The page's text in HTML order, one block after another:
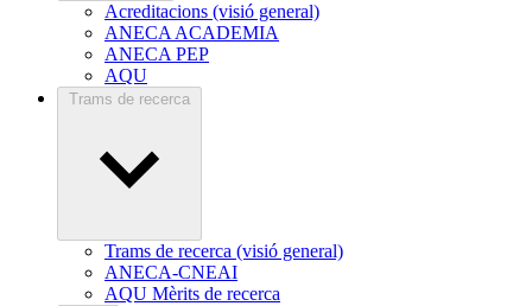
Acreditacions (visió general)
ANECA ACADEMIA
ANECA PEP
AQU
Trams de recerca
Trams de recerca (visió general)
ANECA-CNEAI
AQU Mèrits de recerca